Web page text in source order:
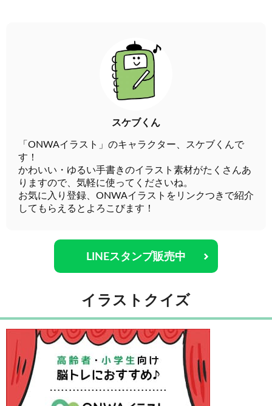
スケブくん
「ONWAイラスト」のキャラクター、スケブくんで
す！
かわいい・ゆるい手書きのイラスト素材がたくさんあ
りますので、気軽に使ってくださいね。
お気に入り登録、ONWAイラストをリンクつきで紹介
してもらえるとよろこびます！
LINEスタンプ販売中
イラストクイズ